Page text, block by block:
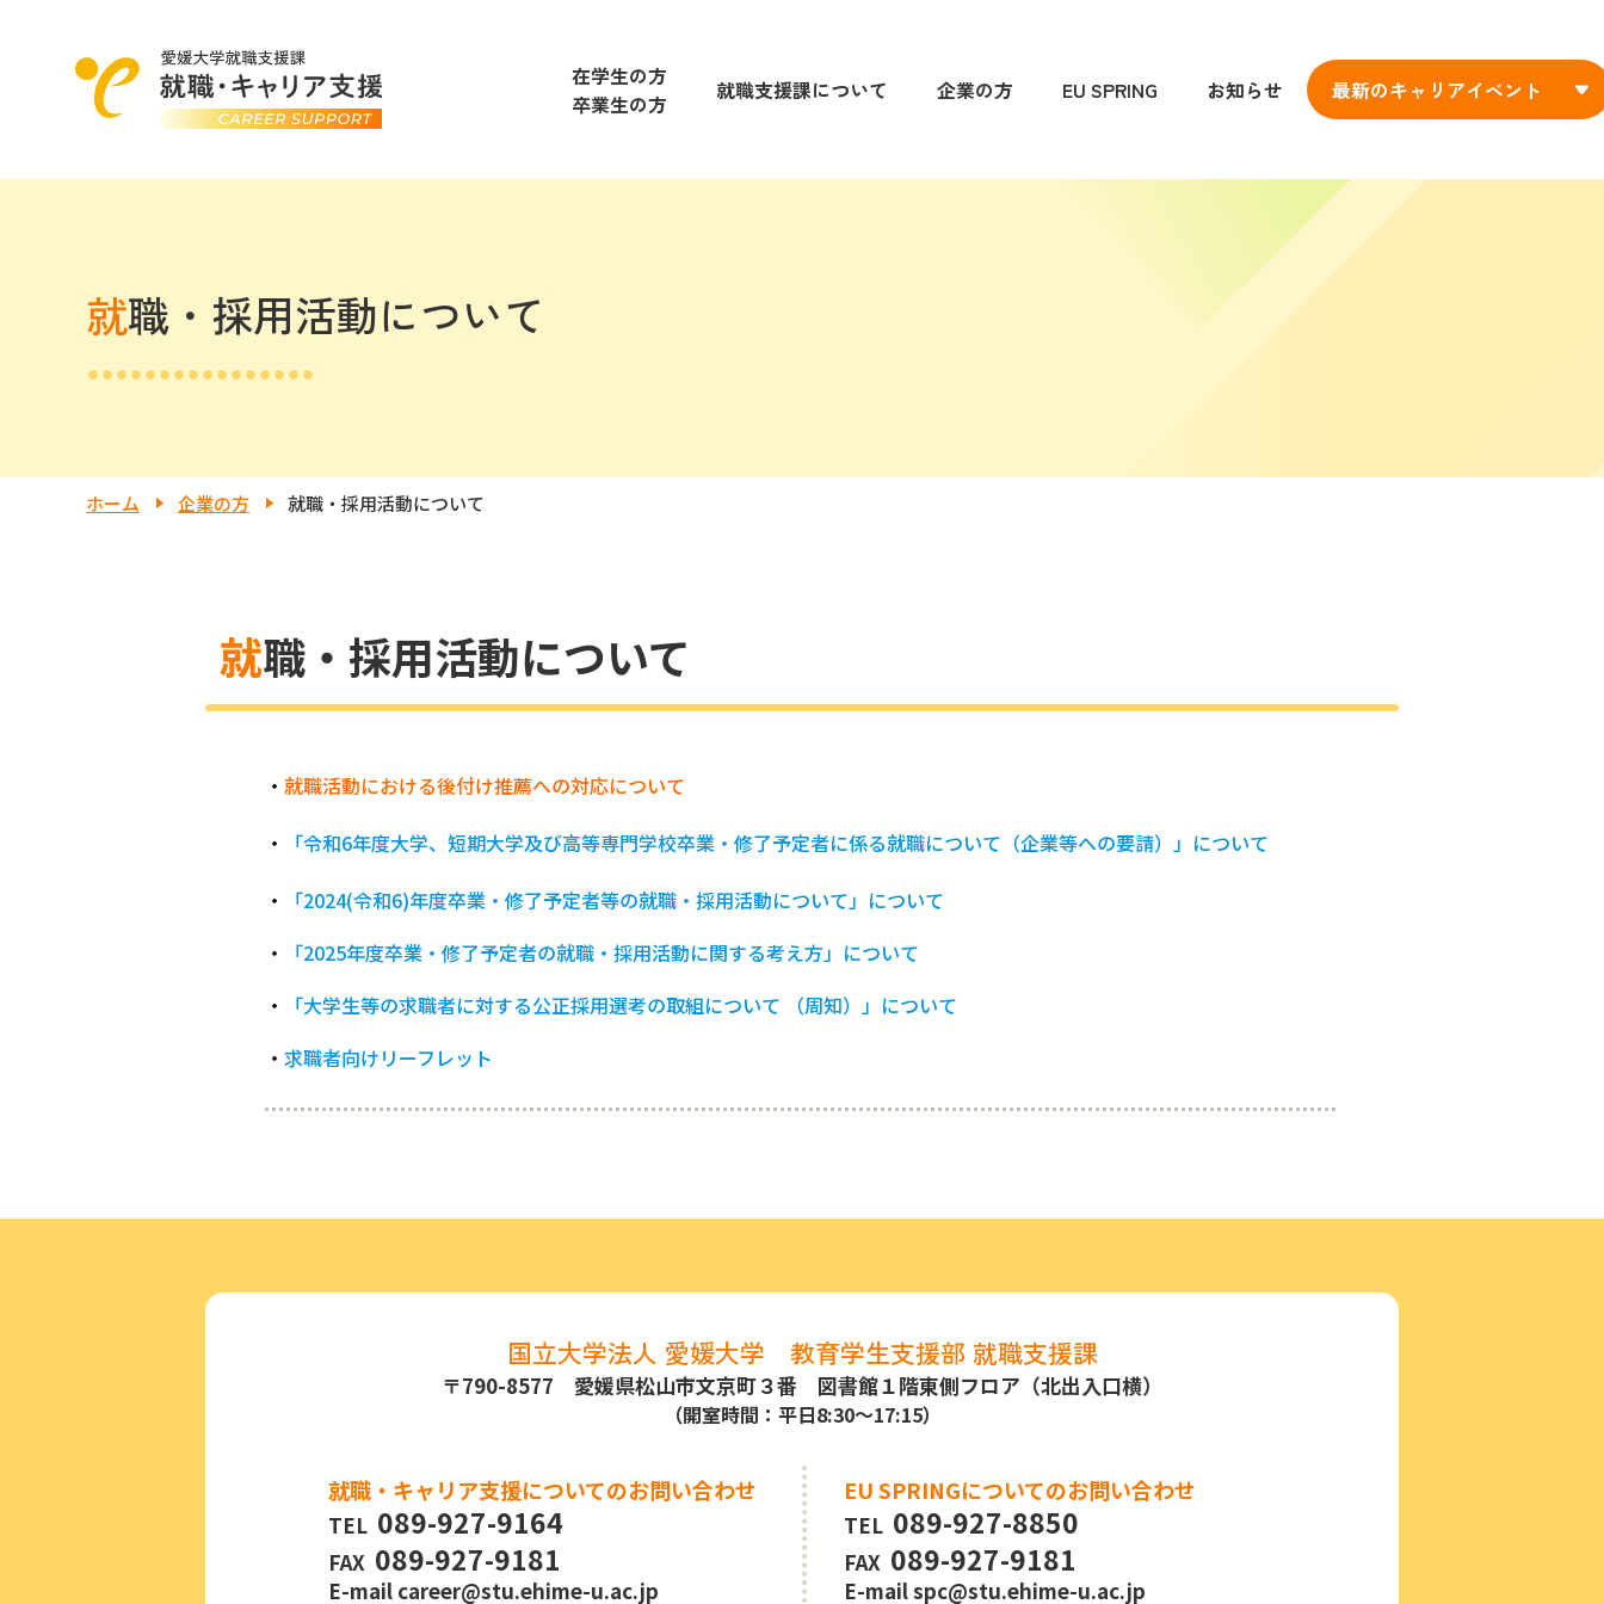
在学生の方
卒業生の方
就職支援課について 企業の方 EU SPRING お知らせ 最新のキャリアイベント
就職・採用活動について
ホーム 企業の方 就職・採用活動について
就職・採用活動について
・ 就職活動における後付け推薦への対応について
・
「令和6年度大学、短期大学及び高等専門学校卒業・修了予定者に係る就職について（企業等への要請）」について
・
「2024(令和6)年度卒業・修了予定者等の就職・採用活動について」について
・
「2025年度卒業・修了予定者の就職・採用活動に関する考え方」について
・
「大学生等の求職者に対する公正採用選考の取組について （周知）」について
・ 求職者向けリーフレット
国立大学法人 愛媛大学 教育学生支援部 就職支援課
〒790-8577 愛媛県松山市文京町３番 図書館１階東側フロア（北出⼊⼝横）
（開室時間：平日8:30～17:15）
就職・キャリア支援についてのお問い合わせ
TEL 089-927-9164
FAX 089-927-9181
E-mail career@stu.ehime-u.ac.jp
EU SPRINGについてのお問い合わせ
TEL 089-927-8850
FAX 089-927-9181
E-mailspc@stu.ehime-u.ac.jp